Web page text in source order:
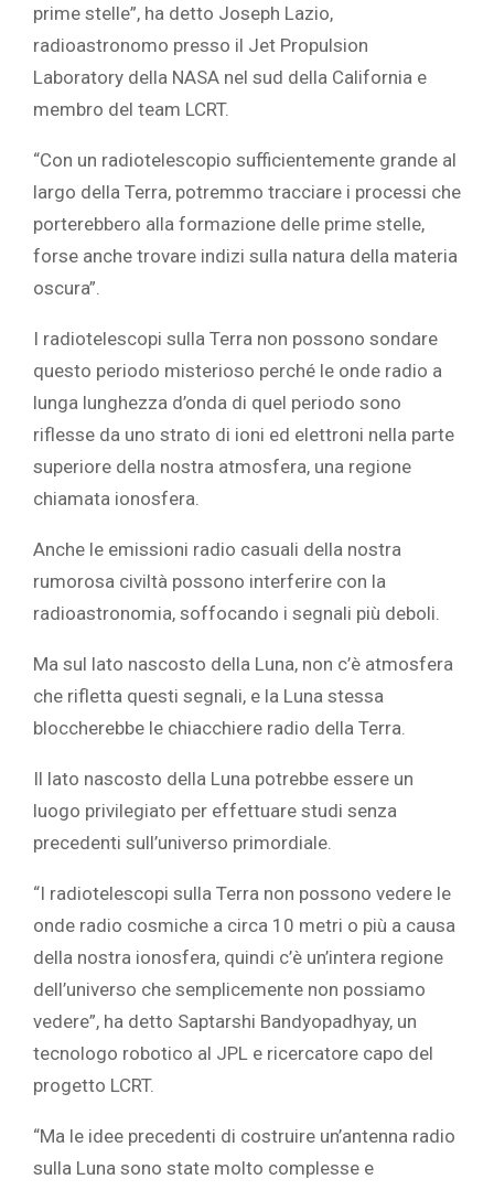
prime stelle”, ha detto Joseph Lazio,
radioastronomo presso il Jet Propulsion
Laboratory della NASA nel sud della California e
membro del team LCRT.
“Con un radiotelescopio sufficientemente grande al
largo della Terra, potremmo tracciare i processi che
porterebbero alla formazione delle prime stelle,
forse anche trovare indizi sulla natura della materia
oscura”.
I radiotelescopi sulla Terra non possono sondare
questo periodo misterioso perché le onde radio a
lunga lunghezza d’onda di quel periodo sono
riflesse da uno strato di ioni ed elettroni nella parte
superiore della nostra atmosfera, una regione
chiamata ionosfera.
Anche le emissioni radio casuali della nostra
rumorosa civiltà possono interferire con la
radioastronomia, soffocando i segnali più deboli.
Ma sul lato nascosto della Luna, non c’è atmosfera
che rifletta questi segnali, e la Luna stessa
bloccherebbe le chiacchiere radio della Terra.
Il lato nascosto della Luna potrebbe essere un
luogo privilegiato per effettuare studi senza
precedenti sull’universo primordiale.
“I radiotelescopi sulla Terra non possono vedere le
onde radio cosmiche a circa 10 metri o più a causa
della nostra ionosfera, quindi c’è un’intera regione
dell’universo che semplicemente non possiamo
vedere”, ha detto Saptarshi Bandyopadhyay, un
tecnologo robotico al JPL e ricercatore capo del
progetto LCRT.
“Ma le idee precedenti di costruire un’antenna radio
sulla Luna sono state molto complesse e